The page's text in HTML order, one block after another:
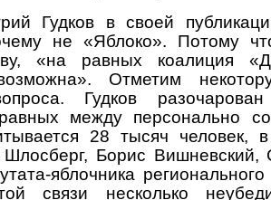
Гудков в своей
не «Яблоко». Потому
«на равных коалиция
Отметим
Гудков
между персонально
28 тысяч человек,
Борис Вишневский,
яблочника
связи несколько